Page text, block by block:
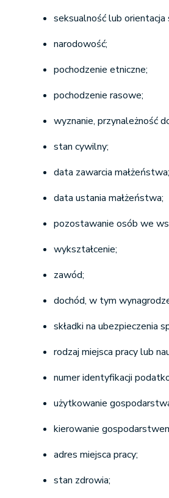
seksualność lub orientacja
narodowość;
pochodzenie etniczne;
pochodzenie rasowe;
wyznanie, przynależność
stan cywilny;
data zawarcia małżeństwa;
data ustania małżeństwa;
pozostawanie osób we
wykształcenie;
zawód;
dochód, w tym
składki na ubezpieczenia
rodzaj miejsca pracy lub
numer identyfikacji
użytkowanie
kierowanie
adres miejsca pracy;
stan zdrowia;